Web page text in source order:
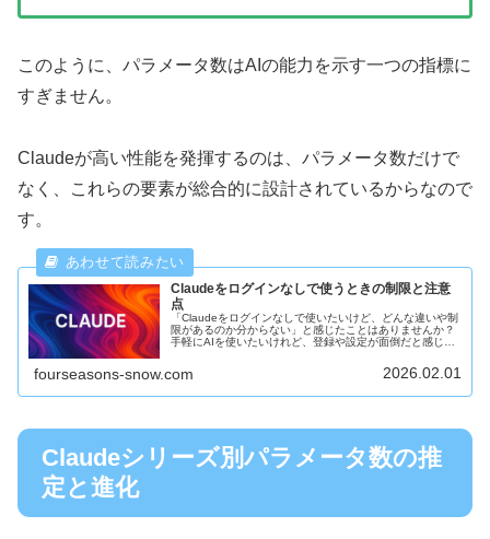
このように、パラメータ数はAIの能力を示す一つの指標に
すぎません。
Claudeが高い性能を発揮するのは、パラメータ数だけで
なく、これらの要素が総合的に設計されているからなので
す。
Claudeをログインなしで使うときの制限と注意
点
「Claudeをログインなしで使いたいけど、どんな違いや制
限があるのか分からない」と感じたことはありませんか？
手軽にAIを使いたいけれど、登録や設定が面倒だと感じる
fourseasons-snow.com 2026.02.01
Claudeシリーズ別パラメータ数の推
定と進化